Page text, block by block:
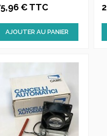
€ TTC
AJOUTER AU PANIER